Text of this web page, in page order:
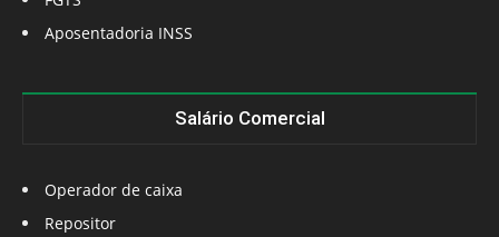
Aposentadoria INSS
Salário Comercial
Operador de caixa
Repositor